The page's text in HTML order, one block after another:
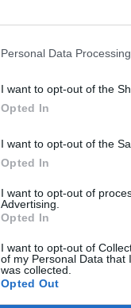
Personal Data
I want to opt-out of the
Opted In
I want to opt-out of the
Opted In
I want to opt-out of
Advertising.
Opted In
I want to opt-out of
of my Personal Data that
was collected.
Opted Out